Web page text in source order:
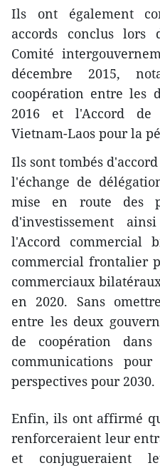
Ils ont également
accords conclus
Comité
décembre 2015,
coopération entre les
2016 et l'Accord de
Vietnam-Laos pour la
Ils sont tombés
l'échange de
mise en ​route des
d'investissement
l'Accord commercial
commercial frontalier
commerciaux
en 2020. Sans
entre les deux
de coopération
communications
perspectives pour 2030.
Enfin, ils ont affirmé
renforceraient leur
et conjugueraient